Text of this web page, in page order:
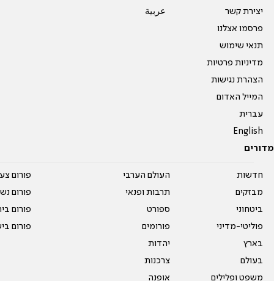
יצירת קשר
פרסמו אצלנו
תנאי שימוש
מדיניות פרטיות
הצהרת נגישות
המייל האדום
עברית
English
عربية
מדורים
חדשות
מבזקים
ביטחוני
פוליטי-מדיני
בארץ
בעולם
משפט ופלילים
העולם הערבי
תרבות ופנאי
ספורט
פורומים
יהדות
צרכנות
אופנה
פורום
פורום
פורום
פורום